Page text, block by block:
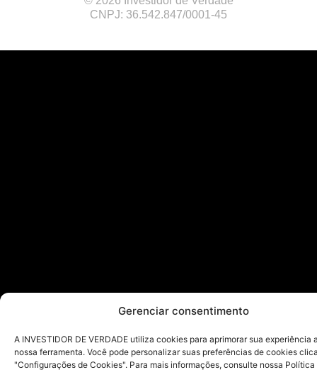
Gerenciar consentimento
A INVESTIDOR DE VERDADE utiliza cookies para aprimorar sua experiência
nossa ferramenta. Você pode personalizar suas preferências de cookies
"Configurações de Cookies". Para mais informações, consulte nossa Política
CNPJ: 36.542.847/0001-45